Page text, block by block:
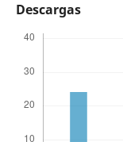
Descargas